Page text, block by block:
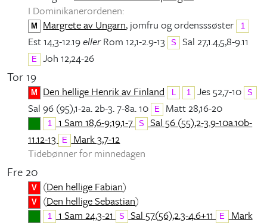
I Dominikanerordenen:
M Margrete av Ungarn, jomfru og ordensssøster 1
Est 14,3-12.19ellerRom 12,1-2.9-13 S Sal 27,1.4,5,8-9.11
E Joh 12,24-26
Tor 19
M Den hellige Henrik av Finland L 1 Jes 52,7-10 S
Sal 96 (95),1-2a. 2b-3. 7-8a. 10 E Matt 28,16-20
1 1 Sam 18,6-9;19,1-7 S
Sal 56 (55),2-3.9-10a.10b-
11.12-13
E
Mark 3,7-12
Tidebønner for minnedagen
Fre 20
V (Den hellige Fabian)
V (Den hellige Sebastian)
1 1 Sam 24,3-21 S Sal 57(56),2.3-4.6+11 E Mark